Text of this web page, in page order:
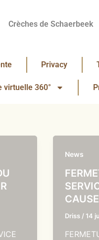
Crèches de Schaerbeek
Privacy
virtuelle 360°
News
Driss / 14